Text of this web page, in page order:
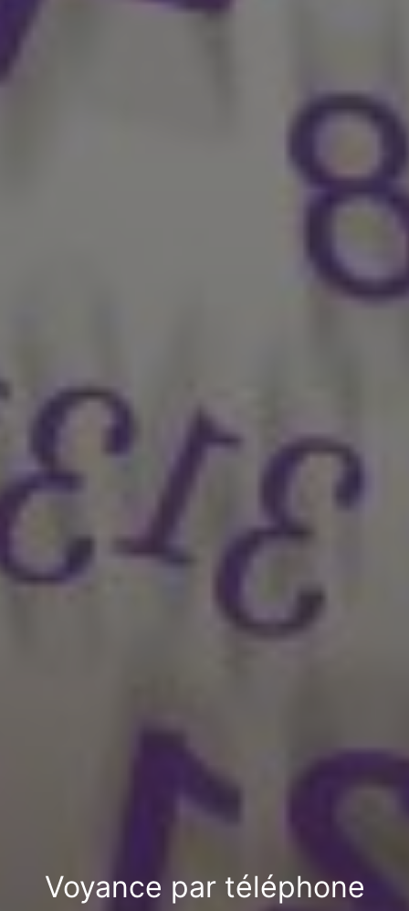
Voyance par téléphone